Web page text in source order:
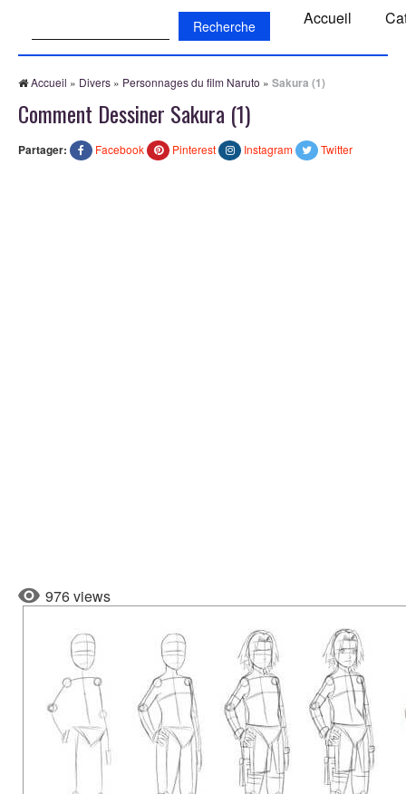
Accueil
Accueil » Divers » Personnages du film Naruto » Sakura (1)
Comment Dessiner Sakura (1)
Partager: Facebook Pinterest Instagram Twitter
976 views